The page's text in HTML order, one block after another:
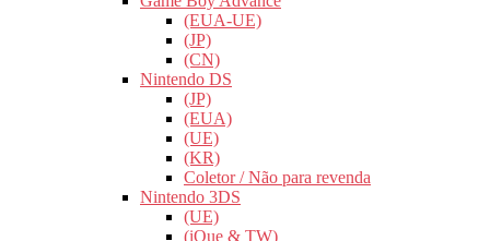
(EUA-UE)
(JP)
(CN)
Nintendo DS
(JP)
(EUA)
(UE)
(KR)
Coletor / Não para revenda
Nintendo 3DS
(UE)
(iQue & TW)